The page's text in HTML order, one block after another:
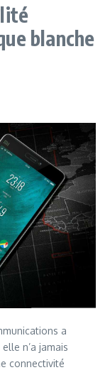
blanche
a
n’a jamais
connectivité